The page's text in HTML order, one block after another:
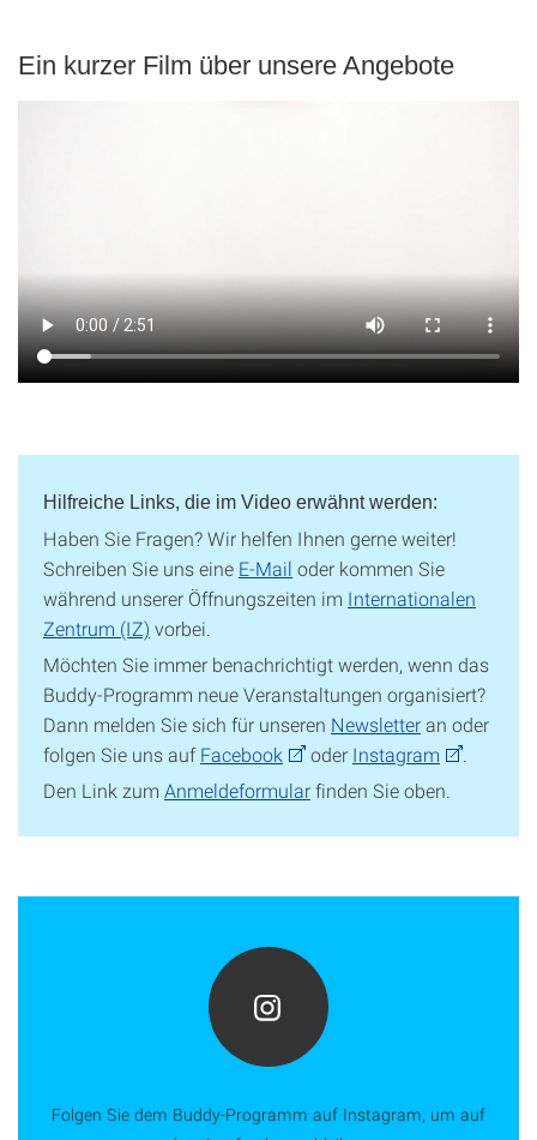
Ein kurzer Film über unsere Angebote
Hilfreiche Links, die im Video erwähnt werden:
Haben Sie Fragen? Wir helfen Ihnen gerne weiter!
Schreiben Sie uns eine E-Mail oder kommen Sie
während unserer Öffnungszeiten im Internationalen
Zentrum (IZ) vorbei.
Möchten Sie immer benachrichtigt werden, wenn das
Buddy-Programm neue Veranstaltungen organisiert?
Dann melden Sie sich für unseren Newsletteran oder
folgen Sie uns aufFacebook oder Instagram
Den Link zum Anmeldeformularfinden Sie oben.
Folgen Sie dem Buddy-Programm auf Instagram, um auf